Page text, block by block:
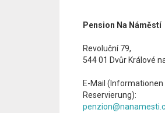
Pension Na Náměstí
Revoluční 79,
544 01 Dvůr Králové
E-Mail (Informationen
Reservierung):